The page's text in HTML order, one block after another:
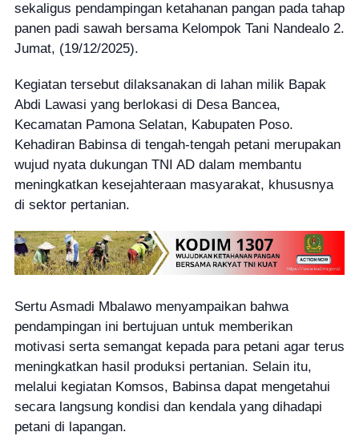
sekaligus pendampingan ketahanan pangan pada tahap
panen padi sawah bersama Kelompok Tani Nandealo 2.
Jumat, (19/12/2025).
Kegiatan tersebut dilaksanakan di lahan milik Bapak
Abdi Lawasi yang berlokasi di Desa Bancea,
Kecamatan Pamona Selatan, Kabupaten Poso.
Kehadiran Babinsa di tengah-tengah petani merupakan
wujud nyata dukungan TNI AD dalam membantu
meningkatkan kesejahteraan masyarakat, khususnya
di sektor pertanian.
Sertu Asmadi Mbalawo menyampaikan bahwa
pendampingan ini bertujuan untuk memberikan
motivasi serta semangat kepada para petani agar terus
meningkatkan hasil produksi pertanian. Selain itu,
melalui kegiatan Komsos, Babinsa dapat mengetahui
secara langsung kondisi dan kendala yang dihadapi
petani di lapangan.